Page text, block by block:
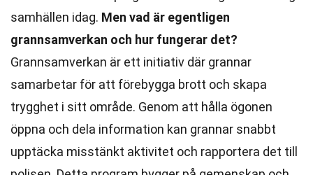
samhällen idag. Men vad är egentligen
grannsamverkan och hur fungerar det?
Grannsamverkan är ett initiativ där grannar
samarbetar för att förebygga brott och skapa
trygghet i sitt område. Genom att hålla ögonen
öppna och dela information kan grannar snabbt
upptäcka misstänkt aktivitet och rapportera det till